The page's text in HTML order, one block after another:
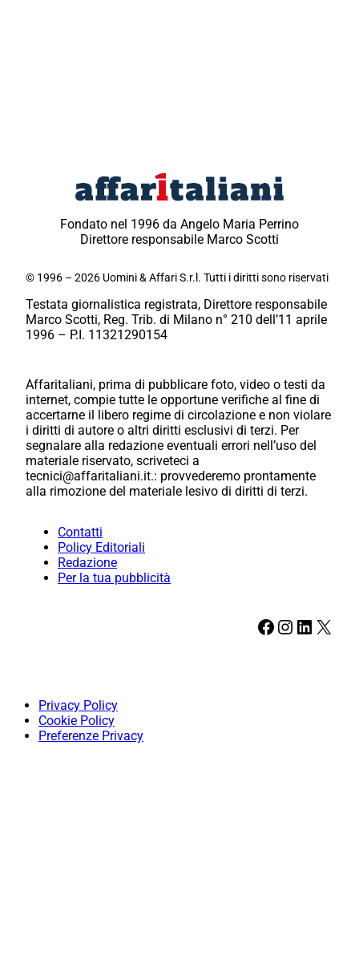
Fondato nel 1996 da Angelo Maria Perrino
Direttore responsabile Marco Scotti
© 1996 – 2026 Uomini & Affari S.r.l. Tutti i diritti sono riservati
Testata giornalistica registrata, Direttore responsabile
Marco Scotti, Reg. Trib. di Milano n° 210 dell’11 aprile
1996 – P.I. 11321290154
Affaritaliani, prima di pubblicare foto, video o testi da
internet, compie tutte le opportune verifiche al fine di
accertarne il libero regime di circolazione e non violare
i diritti di autore o altri diritti esclusivi di terzi. Per
segnalare alla redazione eventuali errori nell’uso del
materiale riservato, scriveteci a
tecnici@affaritaliani.it.: provvederemo prontamente
alla rimozione del materiale lesivo di diritti di terzi.
Contatti
Policy Editoriali
Redazione
Per la tua pubblicità
Facebook Instagram LinkedIn X
Privacy Policy
Cookie Policy
Preferenze Privacy